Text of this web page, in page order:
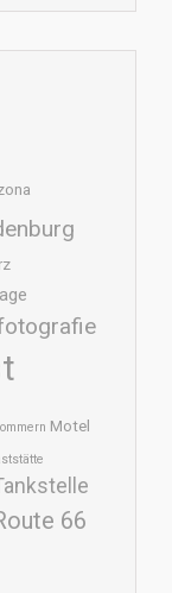
Motel
66